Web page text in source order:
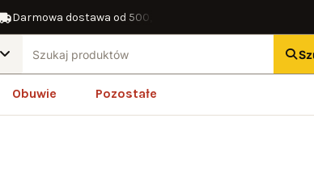
dostawa od 500,00 zł
Obuwie Pozostałe